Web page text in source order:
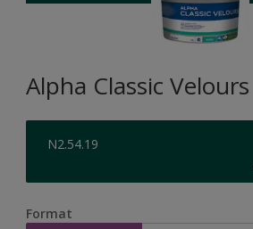
Alpha Classic Velours
N2.54.19
Format